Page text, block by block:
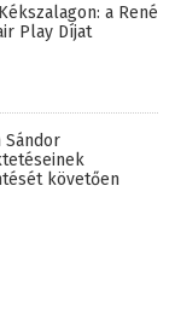
a René
Play Díjat
Sándor
követően